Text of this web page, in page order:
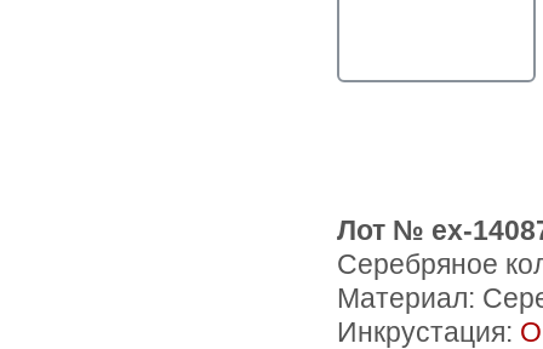
Лот № ex-
Серебряное
Материал:
Инкрустация: